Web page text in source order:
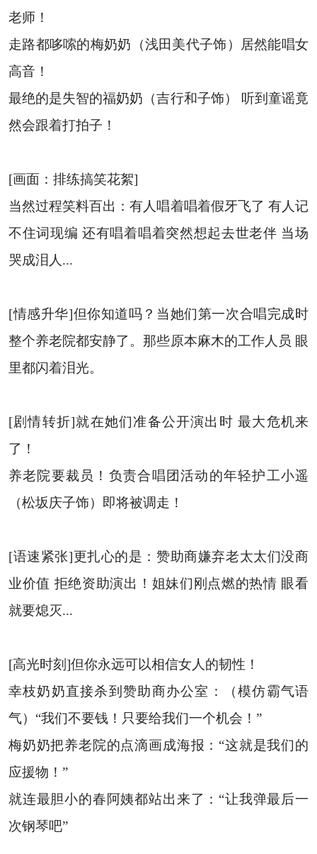
老师！
走路都哆嗦的梅奶奶（浅田美代子饰）居然能唱女
高音！
最绝的是失智的福奶奶（吉行和子饰） 听到童谣竟
然会跟着打拍子！
[画面：排练搞笑花絮]
当然过程笑料百出：有人唱着唱着假牙飞了 有人记
不住词现编 还有唱着唱着突然想起去世老伴 当场
哭成泪人...
[情感升华]但你知道吗？当她们第一次合唱完成时
整个养老院都安静了。那些原本麻木的工作人员 眼
里都闪着泪光。
[剧情转折]就在她们准备公开演出时 最大危机来
了！
养老院要裁员！负责合唱团活动的年轻护工小遥
（松坂庆子饰）即将被调走！
[语速紧张]更扎心的是：赞助商嫌弃老太太们没商
业价值 拒绝资助演出！姐妹们刚点燃的热情 眼看
就要熄灭...
[高光时刻]但你永远可以相信女人的韧性！
幸枝奶奶直接杀到赞助商办公室：（模仿霸气语
气）“我们不要钱！只要给我们一个机会！”
梅奶奶把养老院的点滴画成海报：“这就是我们的
应援物！”
就连最胆小的春阿姨都站出来了：“让我弹最后一
次钢琴吧”